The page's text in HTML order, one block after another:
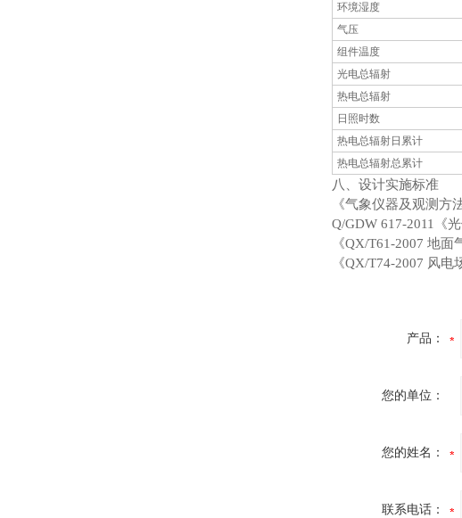
环境湿度
气压
组件温度
光电总辐射
热电总辐射
日照时数
热电总辐射日累计
热电总辐射总累计
八、设计实施标准
《气象仪器及观测
Q/GDW 617-2011《
《QX/T61-2007 地
《QX/T74-2007 风
产品：
您的单位：
您的姓名：
联系电话：